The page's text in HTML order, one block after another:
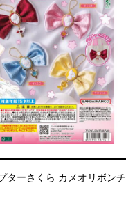
ターさくら カメオリボンチ